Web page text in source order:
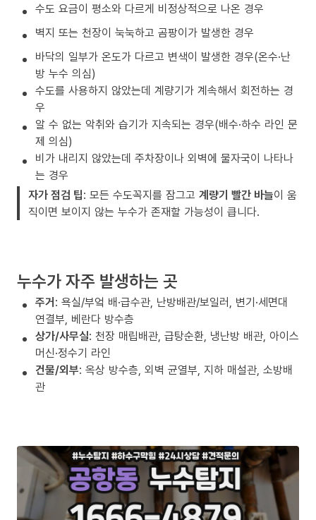
수도 요금이 평소와 다르게 비정상적으로 나온 경우
벽지 또는 천장이 눅눅하고 곰팡이가 발생한 경우
바닥의 일부가 온도가 다르고 변색이 발생한 경우(온수·난
방 누수 의심)
수도를 사용하지 않았는데 계량기가 계속해서 회전하는 경
우
알 수 없는 악취와 습기가 지속되는 경우(배수·하수 라인 문
제 의심)
비가 내리지 않았는데 주차장이나 외벽에 물자국이 나타나
는 경우
자가 점검 팁: 모든 수도꼭지를 잠그고 계량기 빨간 바늘이 움
직이면 보이지 않는 누수가 존재할 가능성이 큽니다.
누수가 자주 발생하는 곳
주거: 욕실/부엌 배·급수관, 난방배관/보일러, 변기·세면대
연결부, 베란다 방수층
상가/사무실: 천장 매립배관, 급탕순환, 냉난방 배관, 아이스
머신·정수기 라인
건물/외부: 옥상 방수층, 외벽 균열부, 지하 매설관, 소방배
관